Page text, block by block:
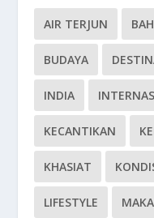
AIR TERJUN
BUDAYA
INDIA
KECANTIKAN
KHASIAT
LIFESTYLE